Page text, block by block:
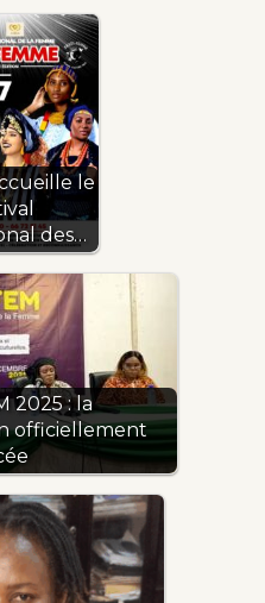
le
des…
2025 : la
officiellement